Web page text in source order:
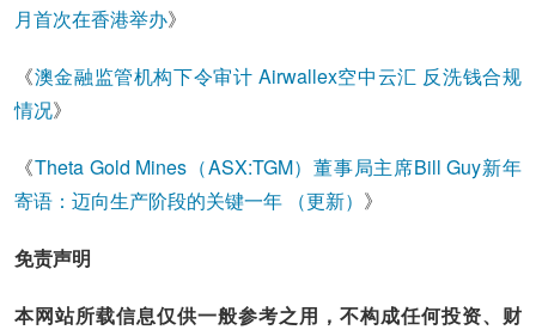
月首次在香港举办》
《澳金融监管机构下令审计 Airwallex空中云汇 反洗钱合规
情况》
《Theta Gold Mines（ASX:TGM）董事局主席Bill Guy新年
寄语：迈向生产阶段的关键一年 （更新） 》
免责声明
本网站所载信息仅供一般参考之用，不构成任何投资、财